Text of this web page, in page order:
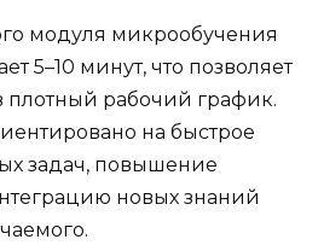
модуля микрообучения
5–10 минут, что позволяет
плотный рабочий график.
на быстрое
задач, повышение
новых знаний